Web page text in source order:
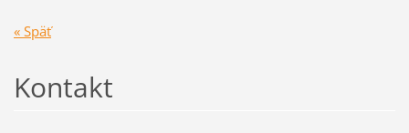
« Späť
Kontakt